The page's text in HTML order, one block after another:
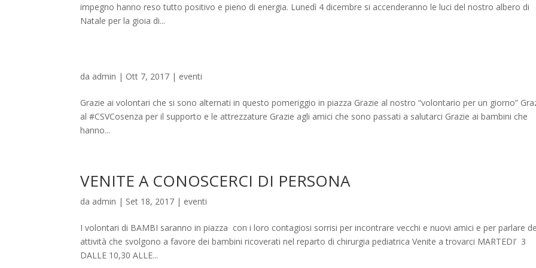
impegno hanno reso tutto positivo e pieno di energia. Lunedì 4 dicembre si accenderanno le luci del nostro albero di
Natale per la gioia di...
da admin | Ott 7, 2017 | eventi
Grazie ai volontari che si sono alternati in questo pomeriggio in piazza Grazie al nostro “volontario per un giorno”
al #CSVCosenza per il supporto e le attrezzature Grazie agli amici che sono passati a salutarci Grazie ai bambini che
hanno...
VENITE A CONOSCERCI DI PERSONA
da admin | Set 18, 2017 | eventi
I volontari di BAMBI saranno in piazza con i loro contagiosi sorrisi per incontrare vecchi e nuovi amici e per parlare
attività che svolgono a favore dei bambini ricoverati nel reparto di chirurgia pediatrica Venite a trovarci MARTEDI’ 3
DALLE 10,30 ALLE...